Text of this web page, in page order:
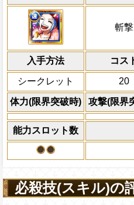
斬撃
入手方法 コス
シークレット 20
体力(限界突破時) 攻撃(限界
能力スロット数
スロッ
船長効
必殺
アクシ
ターン終
必殺技(スキル)の